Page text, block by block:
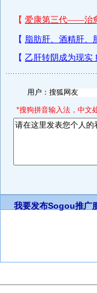
用户：
*搜狗拼音输入法，中文
我要发布Sogou推广